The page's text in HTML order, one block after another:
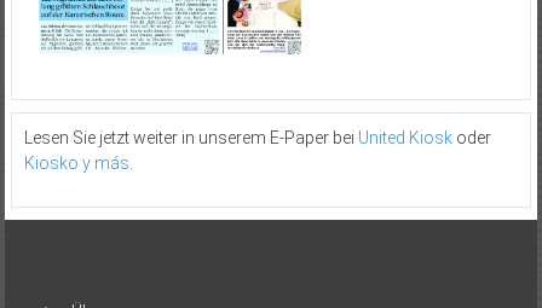
Lesen Sie jetzt weiter in unserem E-Paper bei United Kioskoder
Kiosko y más.